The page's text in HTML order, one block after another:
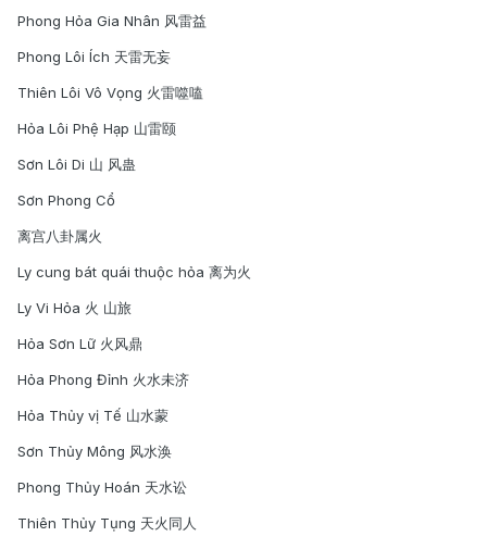
Phong Hỏa Gia Nhân 风雷益
Phong Lôi Ích 天雷无妄
Thiên Lôi Vô Vọng 火雷噬嗑
Hỏa Lôi Phệ Hạp 山雷颐
Sơn Lôi Di 山 风蛊
Sơn Phong Cổ
离宫八卦属火
Ly cung bát quái thuộc hỏa 离为火
Ly Vi Hỏa 火 山旅
Hỏa Sơn Lữ 火风鼎
Hỏa Phong Đỉnh 火水未济
Hỏa Thủy vị Tế 山水蒙
Sơn Thủy Mông 风水涣
Phong Thủy Hoán 天水讼
Thiên Thủy Tụng 天火同人